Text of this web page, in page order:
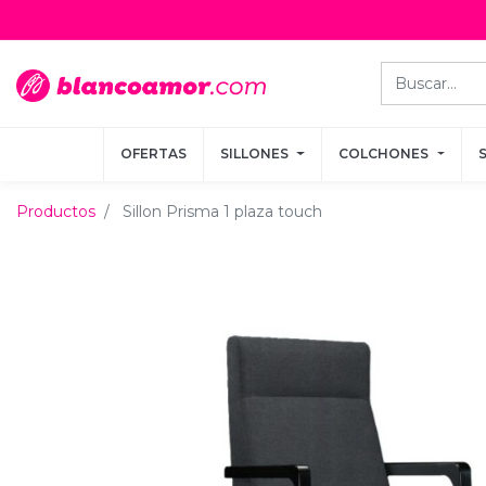
OFERTAS SILLONES COLCHONES
OFERTAS SILLONES COLCHONES
Productos Sillon Prisma 1 plaza touch